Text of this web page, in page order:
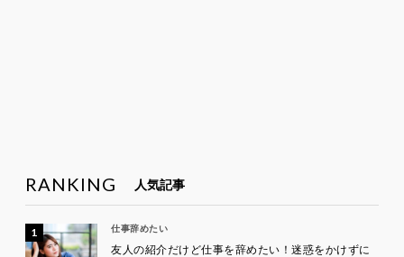
RANKING 人気記事
仕事辞めたい
友人の紹介だけど仕事を辞めたい！迷惑をかけずに